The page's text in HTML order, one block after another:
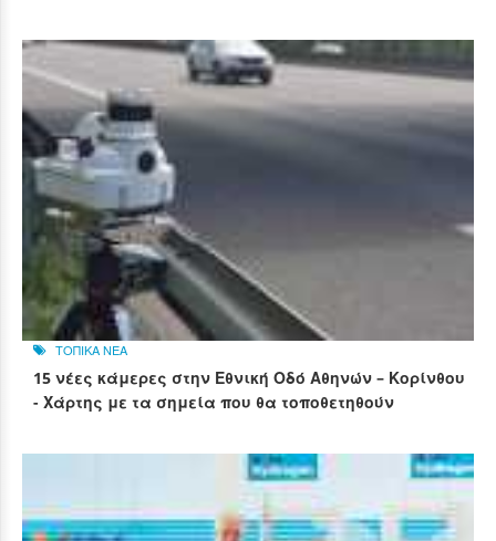
ΤΟΠΙΚΑ ΝΕΑ
15 νέες κάμερες στην Εθνική Οδό Αθηνών – Κορίνθου
- Χάρτης με τα σημεία που θα τοποθετηθούν